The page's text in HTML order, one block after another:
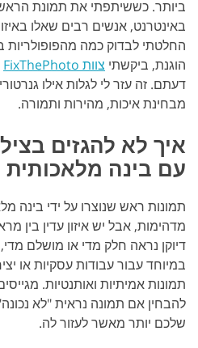
ביותר. כששיתפתי את תמונת
באינטרנט, אנשים רבים שאלו
החלטתי לבדוק כמה מהפופולריות
הוגנת, ביקשתי צוות FixThePhoto
דעתם. זה עזר לי לגלות אילו
מבחינת איכות, מהירות ותמורה.
איך לא להגזים
עם בינה מלאכותית
תמונות ראש שנוצרו על ידי בינה
מדהימות, אבל יש איזון עדין בין
דיוקן נראה חלק מדי או מושלם
במיוחד עבור עבודות עסקיות או
תמונות אמיתיות ואותנטיות.
להבחין אם תמונה נראית "לא
שלכם יותר מאשר לעזור לה.